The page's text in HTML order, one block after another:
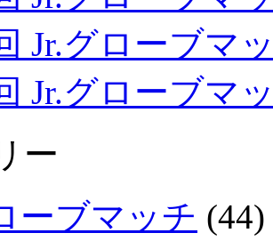
Jr.グローブマ
Jr.グローブマ
ー
ーブマッチ (44)